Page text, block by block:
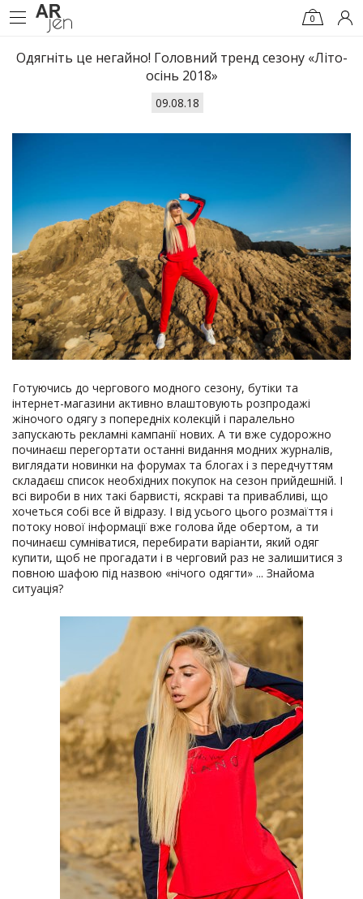
0
Одягніть це негайно! Головний тренд сезону «Літо-
осінь 2018»
09.08.18
Готуючись до чергового модного сезону, бутіки та
інтернет-магазини активно влаштовують розпродажі
жіночого одягу з попередніх колекцій і паралельно
запускають рекламні кампанії нових. А ти вже судорожно
починаєш перегортати останні видання модних журналів,
виглядати новинки на форумах та блогах і з передчуттям
складаєш список необхідних покупок на сезон прийдешній. І
всі вироби в них такі барвисті, яскраві та привабливі, що
хочеться собі все й відразу. І від усього цього розмаїття і
потоку нової інформації вже голова йде обертом, а ти
починаєш сумніватися, перебирати варіанти, який одяг
купити, щоб не прогадати і в черговий раз не залишитися з
повною шафою під назвою «нічого одягти» ... Знайома
ситуація?